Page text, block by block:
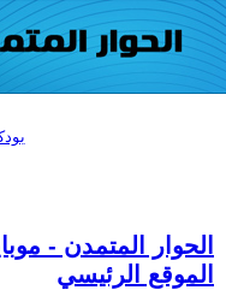
الحوار المتمدن -
الموقع الرئيسي